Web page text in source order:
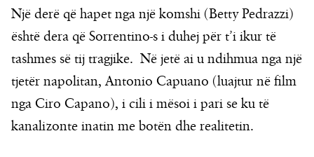
Një derë që hapet nga një komshi (Betty Pedrazzi)
është dera që Sorrentino-s i duhej për t’i ikur të
tashmes së tij tragjike. Në jetë ai u ndihmua nga një
tjetër napolitan, Antonio Capuano (luajtur në film
nga Ciro Capano), i cili i mësoi i pari se ku të
kanalizonte inatin me botën dhe realitetin.